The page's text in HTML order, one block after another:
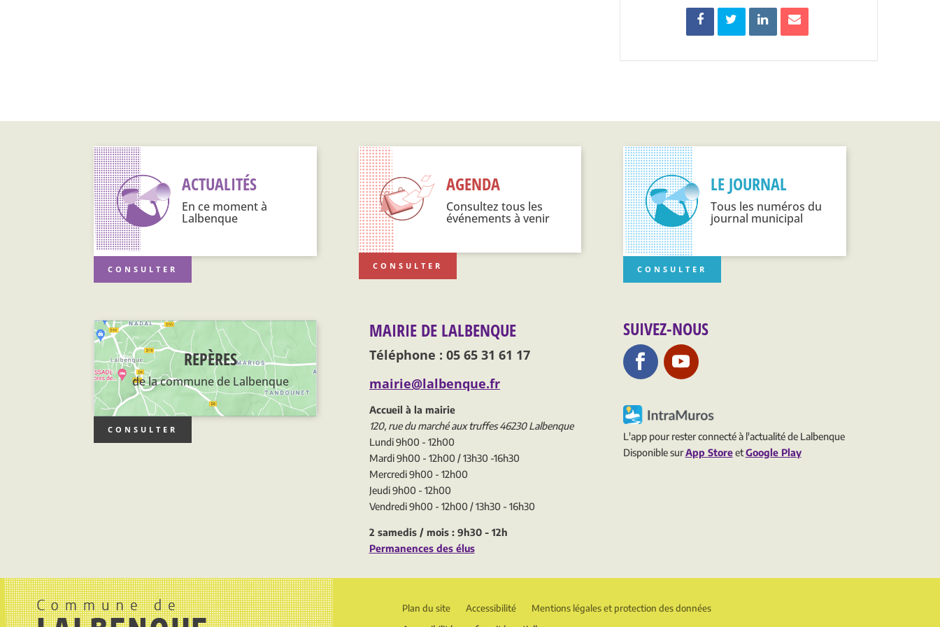
ACTUALITÉS
En ce moment à
Lalbenque
CONSULTER
AGENDA
Consultez tous les
événements à venir
CONSULTER
LE JOURNAL
Tous les numéros du
journal municipal
CONSULTER
REPÈRES
de la commune de Lalbenque
CONSULTER
MAIRIE DE LALBENQUE
Téléphone : 05 65 31 61 17
mairie@lalbenque.fr
Accueil à la mairie
120, rue du marché aux truffes 46230 Lalbenque
Lundi 9h00 - 12h00
Mardi 9h00 - 12h00 / 13h30 -16h30
Mercredi 9h00 - 12h00
Jeudi 9h00 - 12h00
Vendredi 9h00 - 12h00 / 13h30 - 16h30
2 samedis / mois : 9h30 - 12h
Permanences des élus
SUIVEZ-NOUS
L'app pour rester connecté à l'actualité de Lalbenque
Disponible surApp StoreetGoogle Play
Plan du site Accessibilité Mentions légales et protection des données